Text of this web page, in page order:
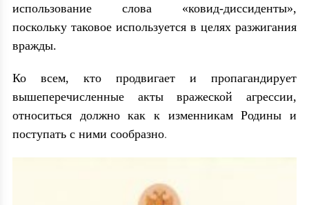
использование слова «ковид-диссиденты»,
поскольку таковое используется в целях разжигания
вражды.
Ко всем, кто продвигает и пропагандирует
вышеперечисленные акты вражеской агрессии,
относиться должно как к изменникам Родины и
поступать с ними сообразно.